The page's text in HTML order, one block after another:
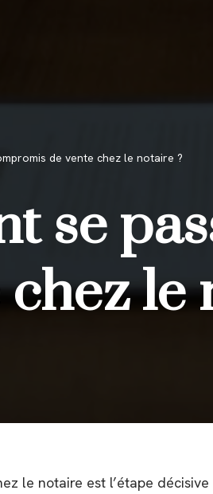
de vente chez le notaire ?
se
le
le notaire est l’étape